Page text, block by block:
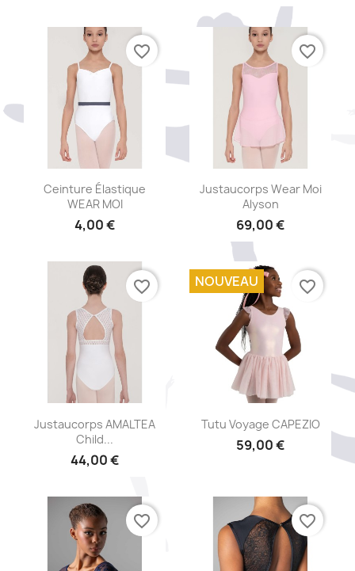
+15
Aperçu rapide
Ceinture Élastique
WEAR MOI
4,00 €
favorite_border
Aperçu rapide
Justaucorps Wear Moi
Alyson
69,00 €
favorite_border
Aperçu rapide
Justaucorps AMALTEA
Child...
44,00 €
favorite_border
Aperçu rapide
Tutu Voyage CAPEZIO
59,00 €
NOUVEAU favorite_border
favorite_border favorite_border